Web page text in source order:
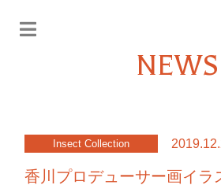
NEWS
Insect Collection
香川プロデューサー画イラ